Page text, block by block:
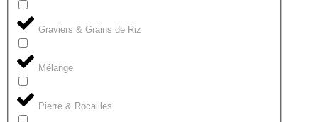
Graviers & Grains de Riz
Mélange
Pierre & Rocailles